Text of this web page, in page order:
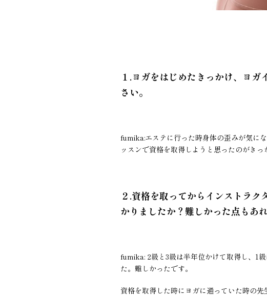
１.ヨガをはじめたきっかけ、ヨ
さい。
fumika:エステに行った時身体の歪みが気に
ッスンで資格を取得しようと思ったのがきっ
２.資格を取ってからインストラ
かりましたか？難しかった点もあ
fumika: 2級と3級は半年位かけて取得し、1
た。難しかったです。
資格を取得した時にヨガに通っていた時の